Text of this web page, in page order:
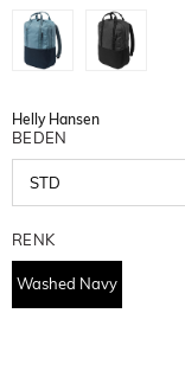
Helly Hansen
BEDEN
RENK
Washed Navy